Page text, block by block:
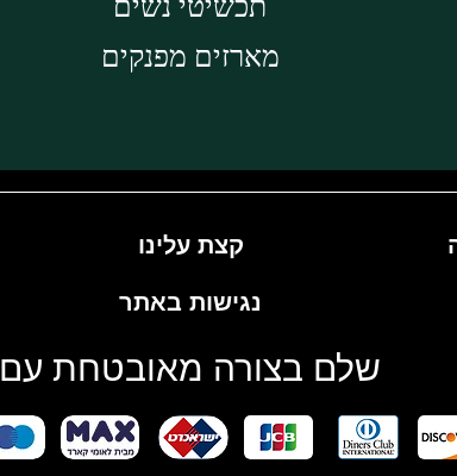
מארזים מפנקים
קצת עלינו
נגישות באתר
שלם בצורה מאובטחת עם